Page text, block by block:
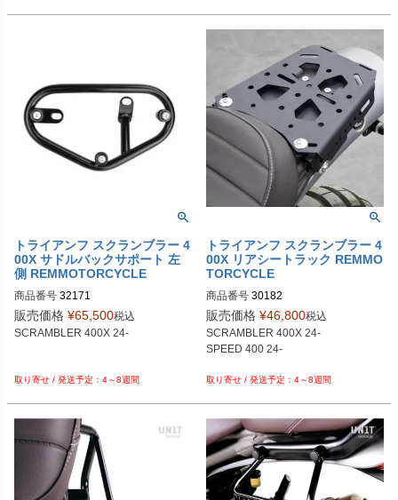
トライアンフ スクランブラー 4
00X サドルバックサポート 左
側 REMMOTORCYCLE
商品番号 32171
販売価格 ¥65,500税込
SCRAMBLER 400X 24-
4～8週間
トライアンフ スクランブラー 4
00X リアシートラック REMMO
TORCYCLE
商品番号 30182
販売価格 ¥46,800税込
SCRAMBLER 400X 24-
SPEED 400 24-
4～8週間